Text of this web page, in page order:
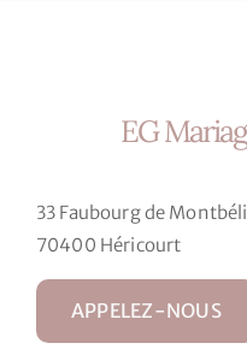
EG
33 Faubourg de
70400 Héricourt
APPELEZ-NOUS